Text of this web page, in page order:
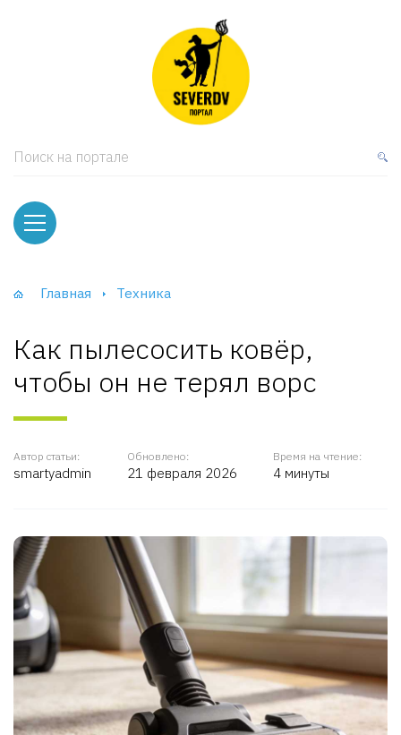
Поиск на портале
Главная Техника
Как пылесосить ковёр,
чтобы он не терял ворс
Автор статьи:
smartyadmin
Обновлено:
21 февраля 2026
Время на чтение:
4 минуты
и тумбы